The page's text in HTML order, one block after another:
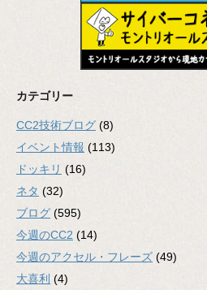
カテゴリー
CC2技術ブログ (8)
イベント情報 (113)
ドッキリ (16)
ネタ (32)
ブログ (595)
今週のCC2 (14)
今週のアクセル・フレーズ (49)
大喜利 (4)